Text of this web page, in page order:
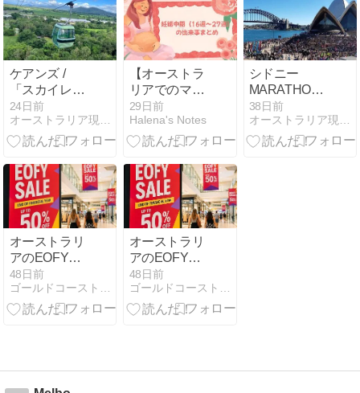
ケアンズ /
「スカイレー
ル」、アップ
グレード工事
の日程につい
24日前
オーストラリア現地旅行社
【オーストラ
リアでのマタ
ニティライ
フ】妊娠中期
（１６週〜２
29日前
Halena's Notes
シドニー
MARATHON 8
月30日
38日前
オーストラリア現地旅行社
オーストラリ
アのEOFY
Saleとは？ゴ
ールドコース
トでお得に買
48日前
ゴールドコースト現地無料留学エージェントのブログ
オーストラリ
アのEOFY
Saleとは？ゴ
ールドコース
トでお得に買
48日前
ゴールドコースト現地無料留学エージェントのブログ